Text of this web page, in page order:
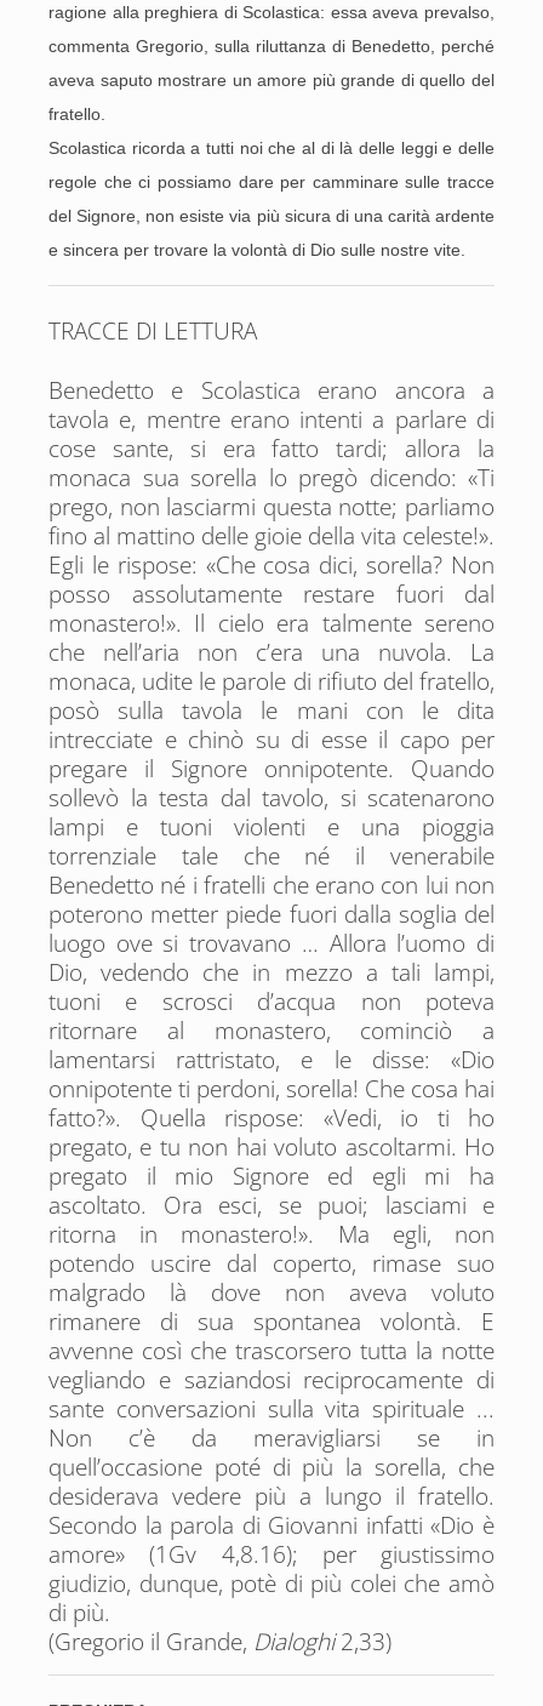
ragione alla preghiera di Scolastica: essa aveva prevalso,
commenta Gregorio, sulla riluttanza di Benedetto, perché
aveva saputo mostrare un amore più grande di quello del
fratello.
Scolastica ricorda a tutti noi che al di là delle leggi e delle
regole che ci possiamo dare per camminare sulle tracce
del Signore, non esiste via più sicura di una carità ardente
e sincera per trovare la volontà di Dio sulle nostre vite.
TRACCE DI LETTURA
Benedetto e Scolastica erano ancora a
tavola e, mentre erano intenti a parlare di
cose sante, si era fatto tardi; allora la
monaca sua sorella lo pregò dicendo: «Ti
prego, non lasciarmi questa notte; parliamo
fino al mattino delle gioie della vita celeste!».
Egli le rispose: «Che cosa dici, sorella? Non
posso assolutamente restare fuori dal
monastero!». Il cielo era talmente sereno
che nell’aria non c’era una nuvola. La
monaca, udite le parole di rifiuto del fratello,
posò sulla tavola le mani con le dita
intrecciate e chinò su di esse il capo per
pregare il Signore onnipotente. Quando
sollevò la testa dal tavolo, si scatenarono
lampi e tuoni violenti e una pioggia
torrenziale tale che né il venerabile
Benedetto né i fratelli che erano con lui non
poterono metter piede fuori dalla soglia del
luogo ove si trovavano … Allora l’uomo di
Dio, vedendo che in mezzo a tali lampi,
tuoni e scrosci d’acqua non poteva
ritornare al monastero, cominciò a
lamentarsi rattristato, e le disse: «Dio
onnipotente ti perdoni, sorella! Che cosa hai
fatto?». Quella rispose: «Vedi, io ti ho
pregato, e tu non hai voluto ascoltarmi. Ho
pregato il mio Signore ed egli mi ha
ascoltato. Ora esci, se puoi; lasciami e
ritorna in monastero!». Ma egli, non
potendo uscire dal coperto, rimase suo
malgrado là dove non aveva voluto
rimanere di sua spontanea volontà. E
avvenne così che trascorsero tutta la notte
vegliando e saziandosi reciprocamente di
sante conversazioni sulla vita spirituale ...
Non c’è da meravigliarsi se in
quell’occasione poté di più la sorella, che
desiderava vedere più a lungo il fratello.
Secondo la parola di Giovanni infatti «Dio è
amore» (1Gv 4,8.16); per giustissimo
giudizio, dunque, potè di più colei che amò
di più.
(Gregorio il Grande, Dialoghi2,33)